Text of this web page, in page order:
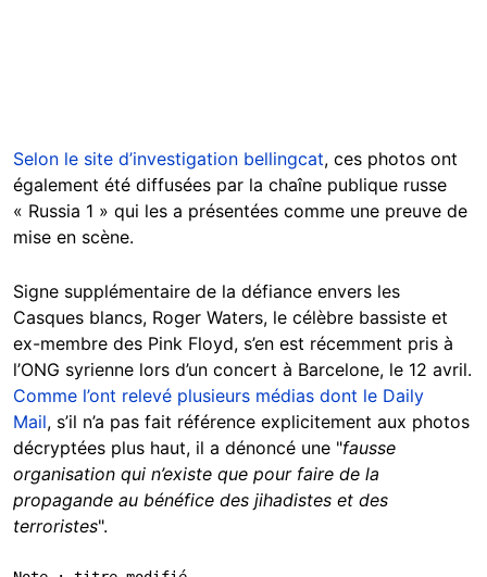
Selon le site d’investigation bellingcat, ces photos ont
également été diffusées par la chaîne publique russe
« Russia 1 » qui les a présentées comme une preuve de
mise en scène.
Signe supplémentaire de la défiance envers les
Casques blancs, Roger Waters, le célèbre bassiste et
ex-membre des Pink Floyd, s’en est récemment pris à
l’ONG syrienne lors d’un concert à Barcelone, le 12 avril.
Comme l’ont relevé plusieurs médias dont le Daily
Mail, s’il n’a pas fait référence explicitement aux photos
décryptées plus haut, il a dénoncé une "fausse
organisation qui n’existe que pour faire de la
propagande au bénéfice des jihadistes et des
terroristes".